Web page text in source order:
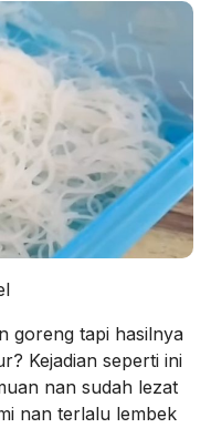
goreng tapi hasilnya
Kejadian seperti ini
nan sudah lezat
nan terlalu lembek